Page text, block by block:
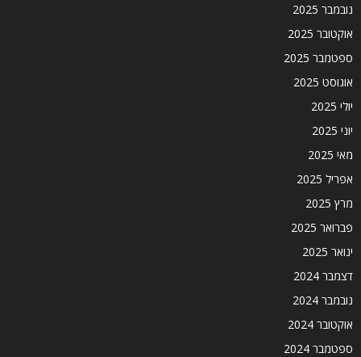
נובמבר 2025
אוקטובר 2025
ספטמבר 2025
אוגוסט 2025
יולי 2025
יוני 2025
מאי 2025
אפריל 2025
מרץ 2025
פברואר 2025
ינואר 2025
דצמבר 2024
נובמבר 2024
אוקטובר 2024
ספטמבר 2024